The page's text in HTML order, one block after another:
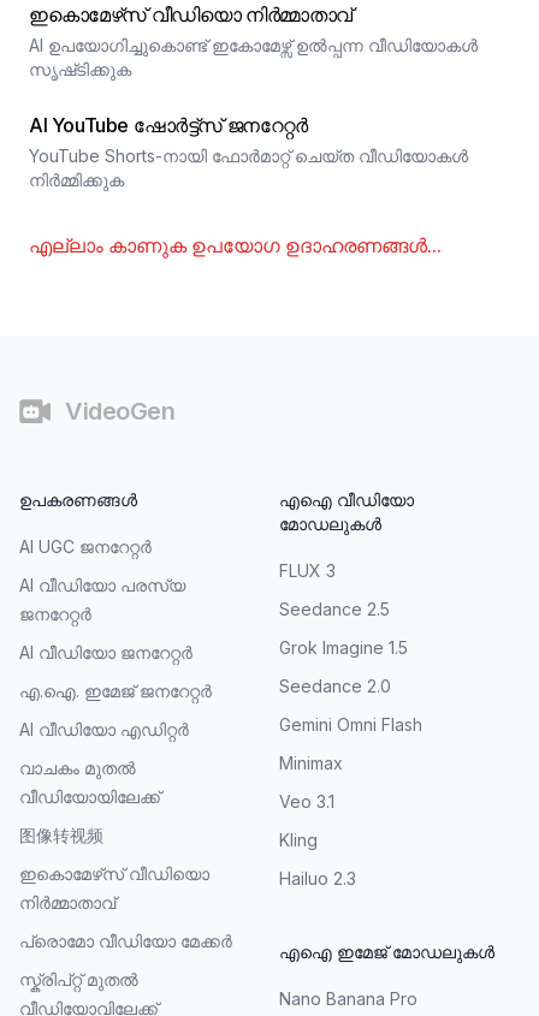
ഇകൊമേഴ്‌സ് വീഡിയൊ നിർമ്മാതാവ്
AI ഉപയോഗിച്ചുകൊണ്ട് ഇകോമേഴ്സ് ഉൽപ്പന്ന വീഡിയോകൾ
സൃഷ്‌ടിക്കുക
AI YouTube ഷോർട്ട്സ് ജനറേറ്റർ
YouTube Shorts-നായി ഫോർമാറ്റ് ചെയ്ത വീഡിയോകൾ
നിർമ്മിക്കുക
എല്ലാം കാണുക ഉപയോഗ ഉദാഹരണങ്ങൾ...
VideoGen
ഉപകരണങ്ങൾ
AI UGC ജനറേറ്റർ
AI വീഡിയോ പരസ്യ
ജനറേറ്റർ
AI വീഡിയോ ജനറേറ്റർ
എ.ഐ. ഇമേജ് ജനറേറ്റർ
AI വീഡിയോ എഡിറ്റർ
വാചകം മുതൽ
വീഡിയോയിലേക്ക്
图像转视频
ഇകൊമേഴ്‌സ് വീഡിയൊ
നിർമ്മാതാവ്
പ്രൊമോ വീഡിയോ മേക്കർ
സ്ക്രിപ്റ്റ് മുതൽ
വീഡിയോവിലേക്ക്
എഐ വീഡിയോ
മോഡലുകൾ
FLUX 3
Seedance 2.5
Grok Imagine 1.5
Seedance 2.0
Gemini Omni Flash
Minimax
Veo 3.1
Kling
Hailuo 2.3
എഐ ഇമേജ് മോഡലുകൾ
Nano Banana Pro